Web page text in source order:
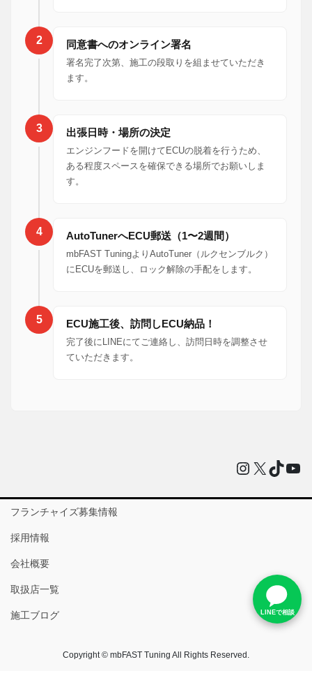
2 同意書へのオンライン署名
署名完了次第、施工の段取りを組ませていただき
ます。
3 出張日時・場所の決定
エンジンフードを開けてECUの脱着を行うため、
ある程度スペースを確保できる場所でお願いしま
す。
4 AutoTunerへECU郵送（1〜2週間）
mbFAST TuningよりAutoTuner（ルクセンブルク）
にECUを郵送し、ロック解除の手配をします。
5 ECU施工後、訪問しECU納品！
完了後にLINEにてご連絡し、訪問日時を調整させ
ていただきます。
Instagram
X
LINEで相談
フランチャイズ募集情報
採用情報
会社概要
取扱店一覧
施工ブログ
Copyright © mbFAST Tuning All Rights Reserved.